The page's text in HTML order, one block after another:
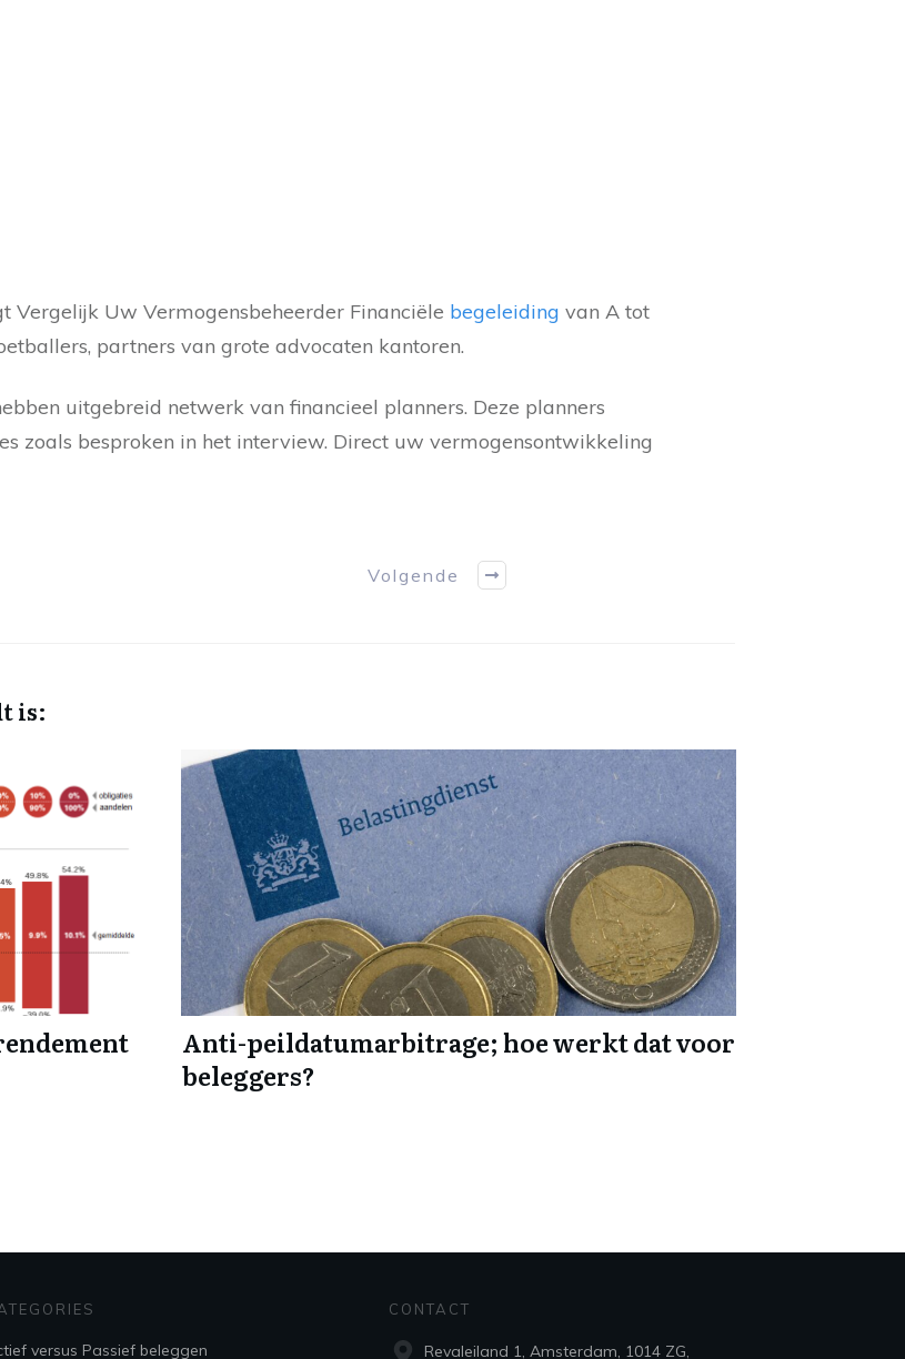
Vergelijk Uw Vermogensbeheerder Financiële begeleiding van A tot
partners van grote advocaten kantoren.
uitgebreid netwerk van financieel planners. Deze planners
zoals besproken in het interview. Direct uw vermogensontwikkeling
Volgende
is:
Anti-peildatumarbitrage; hoe werkt dat voor
beleggers?
versus Passief beleggen
CONTACT
Revaleiland 1, Amsterdam, 1014 ZG,